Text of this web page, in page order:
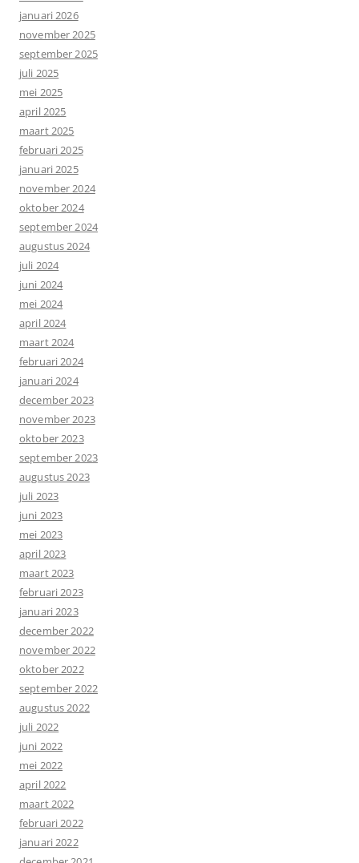
januari 2026
november 2025
september 2025
juli 2025
mei 2025
april 2025
maart 2025
februari 2025
januari 2025
november 2024
oktober 2024
september 2024
augustus 2024
juli 2024
juni 2024
mei 2024
april 2024
maart 2024
februari 2024
januari 2024
december 2023
november 2023
oktober 2023
september 2023
augustus 2023
juli 2023
juni 2023
mei 2023
april 2023
maart 2023
februari 2023
januari 2023
december 2022
november 2022
oktober 2022
september 2022
augustus 2022
juli 2022
juni 2022
mei 2022
april 2022
maart 2022
februari 2022
januari 2022